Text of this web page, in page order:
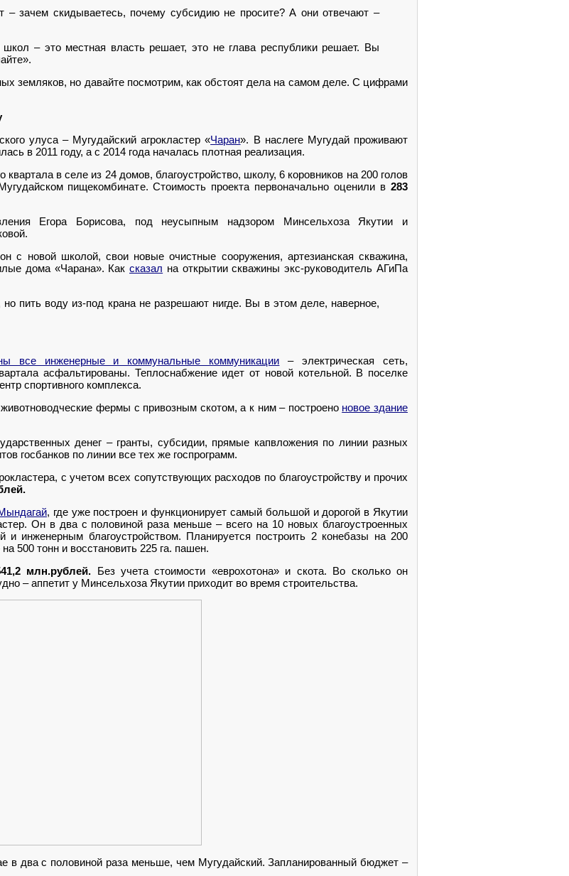
– зачем скидываетесь, почему субсидию не просите? А они отвечают –
– это местная власть решает, это не глава республики решает. Вы
земляков, но давайте посмотрим, как обстоят дела на самом деле. С цифрами
улуса – Мугудайский агрокластер «Чаран». В наслеге Мугудай проживают
в 2011 году, а с 2014 года началась плотная реализация.
квартала в селе из 24 домов, благоустройство, школу, 6 коровников на 200 голов
пищекомбинате. Стоимость проекта первоначально оценили в 283
Егора Борисова, под неусыпным надзором Минсельхоза Якутии и
с новой школой, свои новые очистные сооружения, артезианская скважина,
дома «Чарана». Каксказал на открытии скважины экс-руководитель АГиПа
пить воду из-под крана не разрешают нигде. Вы в этом деле, наверное,
все инженерные и коммунальные коммуникации – электрическая сеть,
асфальтированы. Теплоснабжение идет от новой котельной. В поселке
спортивного комплекса.
фермы с привозным скотом, а к ним – построено новое здание
денег – гранты, субсидии, прямые капвложения по линии разных
госбанков по линии все тех же госпрограмм.
с учетом всех сопутствующих расходов по благоустройству и прочих
, где уже построен и функционирует самый большой и дорогой в Якутии
Он в два с половиной раза меньше – всего на 10 новых благоустроенных
и инженерным благоустройством. Планируется построить 2 конебазы на 200
500 тонн и восстановить 225 га. пашен.
млн.рублей. Без учета стоимости «еврохотона» и скота. Во сколько он
– аппетит у Минсельхоза Якутии приходит во время строительства.
в два с половиной раза меньше, чем Мугудайский. Запланированный бюджет –